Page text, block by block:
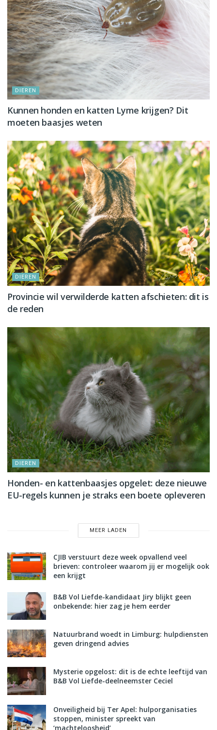
DIEREN
Kunnen honden en katten Lyme krijgen? Dit
moeten baasjes weten
DIEREN
Provincie wil verwilderde katten afschieten: dit is
de reden
DIEREN
Honden- en kattenbaasjes opgelet: deze nieuwe
EU-regels kunnen je straks een boete opleveren
MEER LADEN
CJIB verstuurt deze week opvallend veel
brieven: controleer waarom jij er mogelijk ook
een krijgt
B&B Vol Liefde-kandidaat Jiry blijkt geen
onbekende: hier zag je hem eerder
Natuurbrand woedt in Limburg: hulpdiensten
geven dringend advies
Mysterie opgelost: dit is de echte leeftijd van
B&B Vol Liefde-deelneemster Ceciel
Onveiligheid bij Ter Apel: hulporganisaties
stoppen, minister spreekt van
‘machteloosheid’